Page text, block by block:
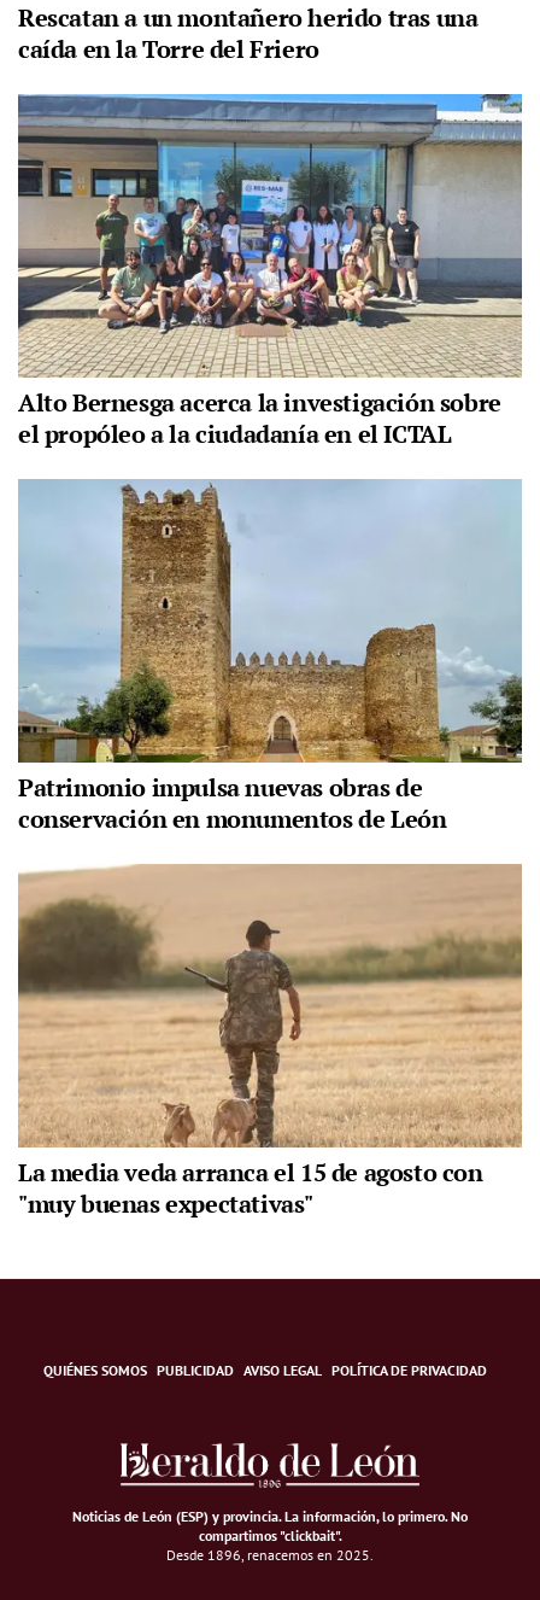
Rescatan a un montañero herido tras una
caída en la Torre del Friero
Alto Bernesga acerca la investigación sobre
el propóleo a la ciudadanía en el ICTAL
Patrimonio impulsa nuevas obras de
conservación en monumentos de León
La media veda arranca el 15 de agosto con
"muy buenas expectativas"
QUIÉNES SOMOS PUBLICIDAD AVISO LEGAL POLÍTICA DE PRIVACIDAD
Noticias de León (ESP) y provincia. La información, lo primero.No
compartimos "clickbait".
Desde 1896, renacemos en 2025.